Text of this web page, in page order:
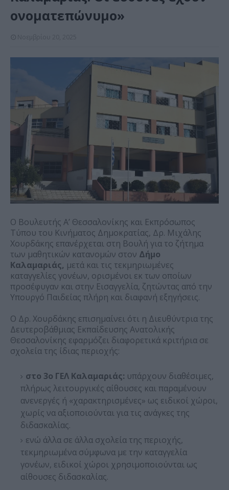
ονοματεπώνυμο»
Ο Βουλευτής Α’ Θεσσαλονίκης και Εκπρόσωπος
Τύπου του Κινήματος Δημοκρατίας, Δρ. Μιχάλης
Χουρδάκης επανέρχεται στη Βουλή για το ζήτημα
των μαθητικών κατανομών στον Δήμο
Καλαμαριάς, μετά και τις τεκμηριωμένες
καταγγελίες γονέων, ορισμένοι εκ των οποίων
προσέφυγαν και στην Εισαγγελία, ζητώντας από την
Υπουργό Παιδείας πλήρη και διαφανή εξηγήσεις.
Ο Δρ. Χουρδάκης επισημαίνει ότι η Διευθύντρια της
Δευτεροβάθμιας Εκπαίδευσης Ανατολικής
Θεσσαλονίκης εφαρμόζει διαφορετικά κριτήρια σε
σχολεία της ίδιας περιοχής:
στο 3ο ΓΕΛ Καλαμαριάς: υπάρχουν διαθέσιμες,
πλήρως λειτουργικές αίθουσες και παραμένουν
ανενεργές ή «χαρακτηρισμένες» ως ειδικοί χώροι,
χωρίς να αξιοποιούνται για τις ανάγκες της
διδασκαλίας.
ενώ άλλα σε άλλα σχολεία της περιοχής,
τεκμηριωμένα σύμφωνα με την καταγγελία
γονέων, ειδικοί χώροι χρησιμοποιούνται ως
αίθουσες διδασκαλίας.